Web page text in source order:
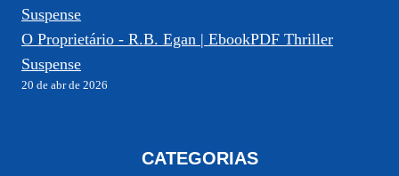
O Proprietário - R.B. Egan | EbookPDF Thriller
Suspense
20 de abr de 2026
CATEGORIAS